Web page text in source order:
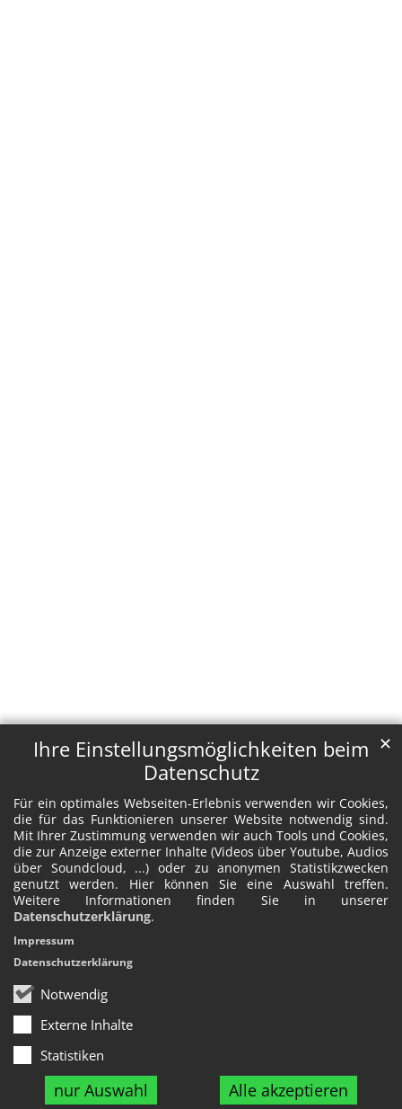
Ihre Einstellungsmöglichkeiten beim
Datenschutz
Für ein optimales Webseiten-Erlebnis verwenden wir Cookies,
die für das Funktionieren unserer Website notwendig sind.
Mit Ihrer Zustimmung verwenden wir auch Tools und Cookies,
die zur Anzeige externer Inhalte (Videos über Youtube, Audios
über Soundcloud, ...) oder zu anonymen Statistikzwecken
genutzt werden. Hier können Sie eine Auswahl treffen.
Weitere Informationen finden Sie in unserer
Datenschutzerklärung.
Notwendig
Externe Inhalte
Statistiken
nur Auswahl Alle akzeptieren
✕
Impressum
Datenschutzerklärung